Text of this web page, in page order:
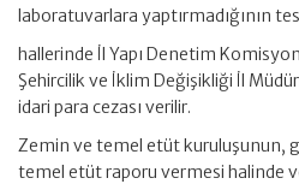
laboratuvarlara yaptırmadığının
hallerinde İl Yapı Denetim
Şehircilik ve İklim Değişikliği İl
idari para cezası verilir.
Zemin ve temel etüt kuruluşunun,
temel etüt raporu vermesi halinde